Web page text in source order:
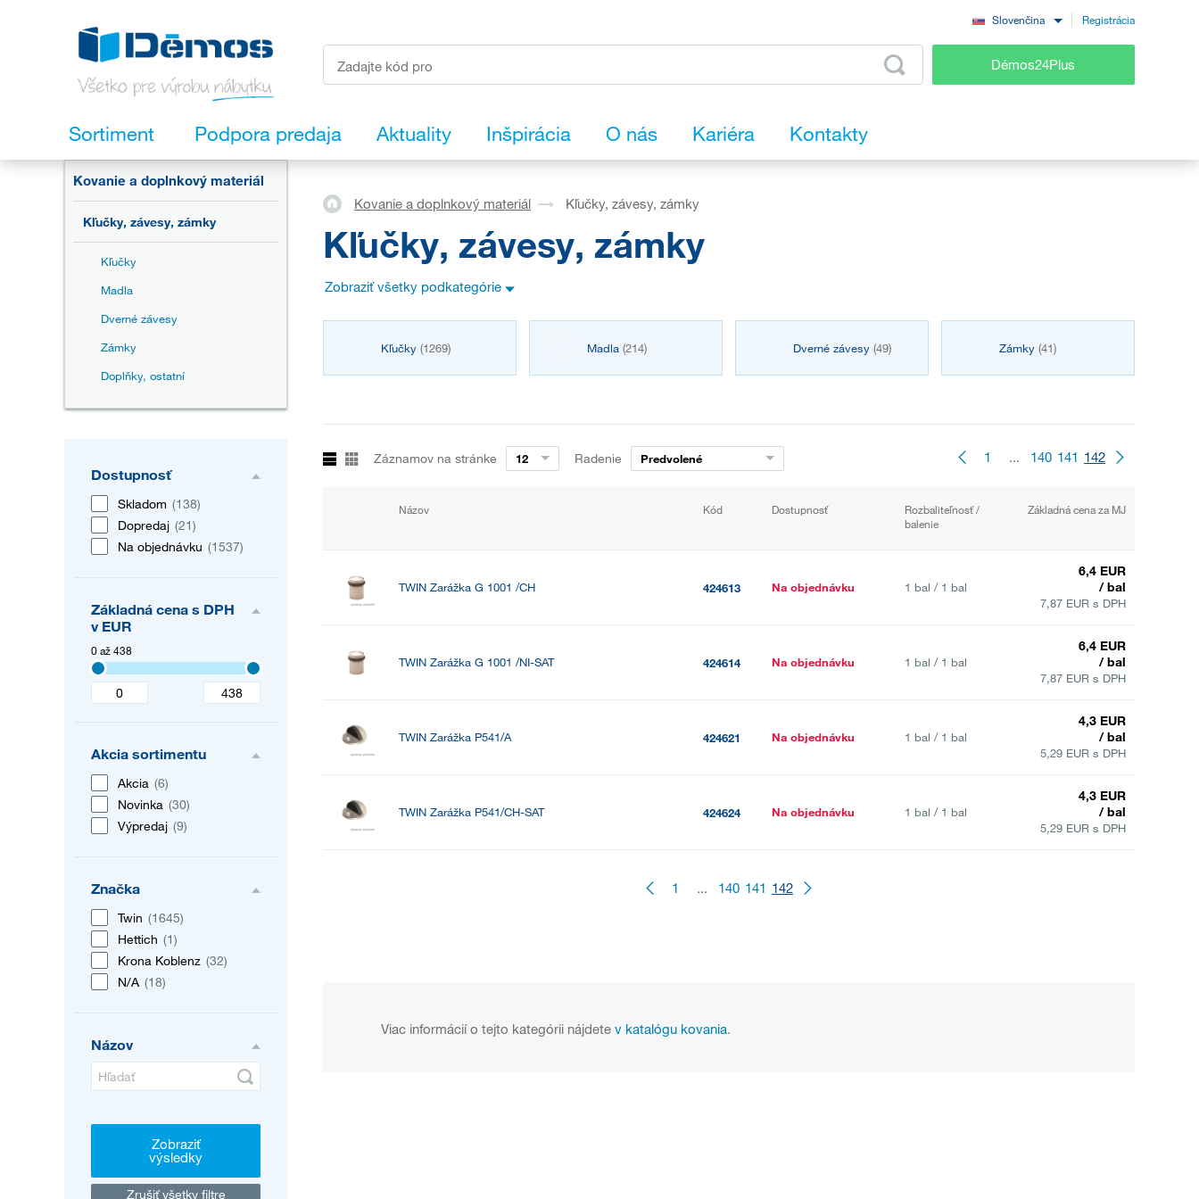
Slovenčina Registrácia
Démos24Plus
Sortiment Podpora predaja Aktuality Inšpirácia O nás Kariéra Kontakty
Kovanie a doplnkový materiál
Kľučky, závesy, zámky
Kľučky
Madla
Dverné závesy
Zámky
Doplňky, ostatní
Dostupnosť
Skladom (138)
Dopredaj (21)
Na objednávku (1537)
Základná cena s DPH
v EUR
0 až 438
Akcia sortimentu
Akcia (6)
Novinka (30)
Výpredaj (9)
Značka
Twin (1645)
Hettich (1)
Krona Koblenz (32)
N/A (18)
Názov
Zobraziť
výsledky
Zrušiť všetky filtre
Kovanie a doplnkový materiál Kľučky, závesy, zámky
Kľučky, závesy, zámky
Zobraziť všetky podkategórie
Kľučky (1269) Madla (214) Dverné závesy (49) Zámky (41)
Záznamov na stránke 12 Radenie Predvolené 1 ... 140 141 142
Názov Kód Dostupnosť
Rozbaliteľnosť /
balenie
Základná cena za MJ
TWIN Zarážka G 1001 /CH 424613 Na objednávku 1 bal / 1 bal
6,4 EUR
/ bal
7,87 EUR s DPH
TWIN Zarážka G 1001 /NI-SAT 424614 Na objednávku 1 bal / 1 bal
6,4 EUR
/ bal
7,87 EUR s DPH
TWIN Zarážka P541/A 424621 Na objednávku 1 bal / 1 bal
4,3 EUR
/ bal
5,29 EUR s DPH
TWIN Zarážka P541/CH-SAT 424624 Na objednávku 1 bal / 1 bal
4,3 EUR
/ bal
5,29 EUR s DPH
1 ... 140 141 142
Viac informácií o tejto kategórii nájdete v katalógu kovania.